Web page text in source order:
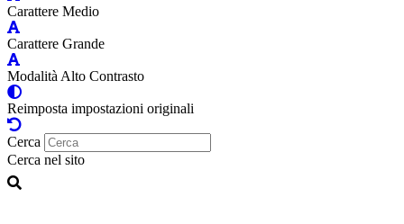
Carattere Medio
Carattere Grande
Modalità Alto Contrasto
Reimposta impostazioni originali
Cerca
Cerca nel sito